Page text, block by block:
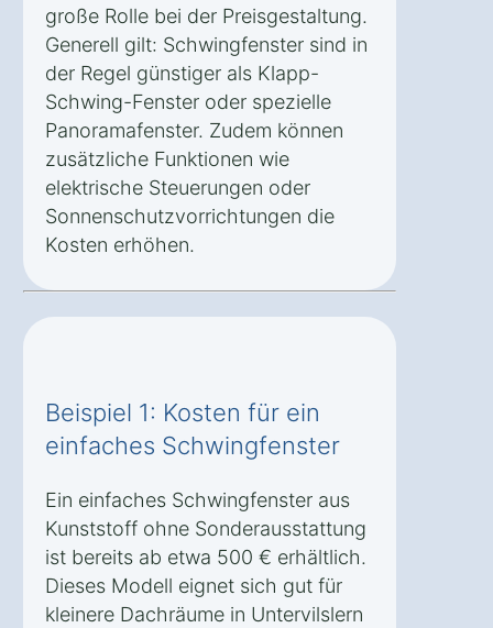
große Rolle bei der Preisgestaltung.
Generell gilt: Schwingfenster sind in
der Regel günstiger als Klapp-
Schwing-Fenster oder spezielle
Panoramafenster. Zudem können
zusätzliche Funktionen wie
elektrische Steuerungen oder
Sonnenschutzvorrichtungen die
Kosten erhöhen.
Beispiel 1: Kosten für ein
einfaches Schwingfenster
Ein einfaches Schwingfenster aus
Kunststoff ohne Sonderausstattung
ist bereits ab etwa 500 € erhältlich.
Dieses Modell eignet sich gut für
kleinere Dachräume in Untervilslern